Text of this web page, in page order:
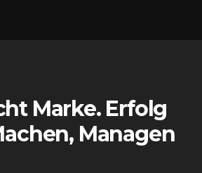
Marke. Erfolg
Managen